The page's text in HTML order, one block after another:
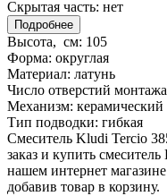
Скрытая часть: нет
Подробнее
Высота, см: 105
Форма: округлая
Материал: латунь
Число отверстий
Механизм:
Тип подводки: гибкая
Смеситель Kludi Tercio
заказ и купить
нашем интернет
добавив товар в корзину.